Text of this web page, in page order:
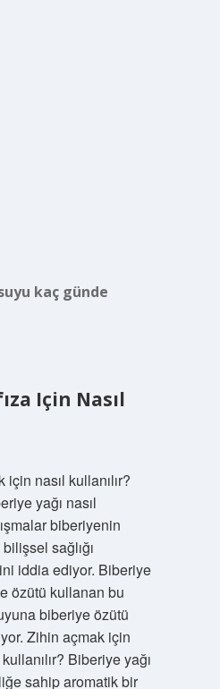
kaç günde
Için Nasıl
nasıl kullanılır?
yağı nasıl
biberiyenin
sağlığı
iddia ediyor. Biberiye
özütü kullanan bu
biberiye özütü
Zihin açmak için
Biberiye yağı
sahip aromatik bir